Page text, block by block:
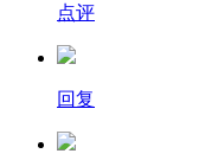
点评
回复